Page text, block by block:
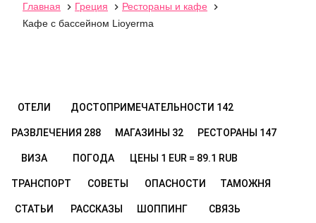
Главная  Греция  Рестораны и кафе

Кафе с бассейном Lioyerma
ОТЕЛИ ДОСТОПРИМЕЧАТЕЛЬНОСТИ 142
РАЗВЛЕЧЕНИЯ 288 МАГАЗИНЫ 32 РЕСТОРАНЫ 147
ВИЗА ПОГОДА ЦЕНЫ 1 EUR = 89.1 RUB
ТРАНСПОРТ СОВЕТЫ ОПАСНОСТИ ТАМОЖНЯ
СТАТЬИ РАССКАЗЫ ШОППИНГ СВЯЗЬ